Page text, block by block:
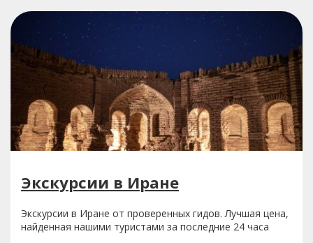
Экскурсии в Иране
Экскурсии в Иране от проверенных гидов. Лучшая цена,
найденная нашими туристами за последние 24 часа